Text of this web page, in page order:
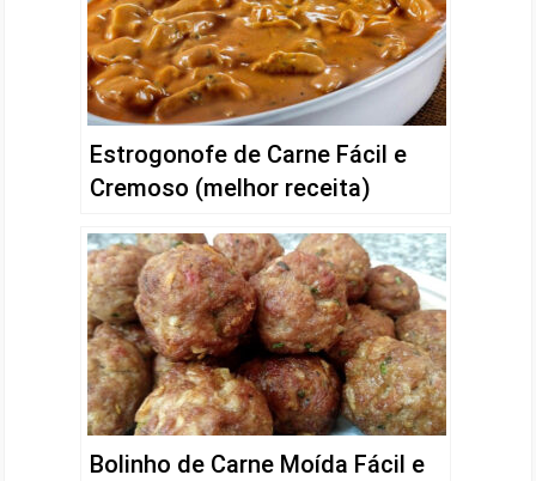
Estrogonofe de Carne Fácil e
Cremoso (melhor receita)
Bolinho de Carne Moída Fácil e